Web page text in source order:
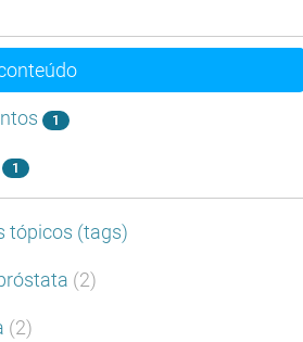
1
1
tópicos (tags)
(2)
(2)